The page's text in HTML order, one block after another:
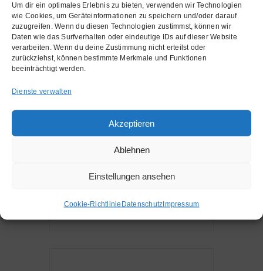
Um dir ein optimales Erlebnis zu bieten, verwenden wir Technologien
wie Cookies, um Geräteinformationen zu speichern und/oder darauf
zuzugreifen. Wenn du diesen Technologien zustimmst, können wir
Daten wie das Surfverhalten oder eindeutige IDs auf dieser Website
verarbeiten. Wenn du deine Zustimmung nicht erteilst oder
zurückziehst, können bestimmte Merkmale und Funktionen
beeinträchtigt werden.
Dienste verwalten
Akzeptieren
Ablehnen
Einstellungen ansehen
Cookie-Richtlinie DatenschutzImpressum
https://heilsames-
mantrasingen.de/
+ Zu Google Kalender hinzufügen
+ iCal / Outlook exportieren